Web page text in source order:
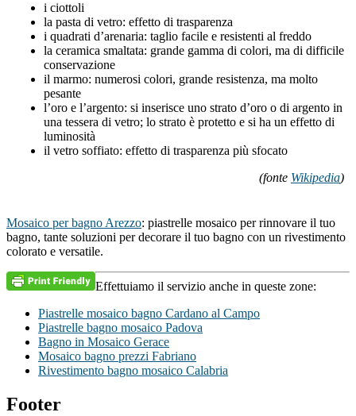
i ciottoli
la pasta di vetro: effetto di trasparenza
i quadrati d’arenaria: taglio facile e resistenti al freddo
la ceramica smaltata: grande gamma di colori, ma di difficile
conservazione
il marmo: numerosi colori, grande resistenza, ma molto
pesante
l’oro e l’argento: si inserisce uno strato d’oro o di argento in
una tessera di vetro; lo strato è protetto e si ha un effetto di
luminosità
il vetro soffiato: effetto di trasparenza più sfocato
(fonte Wikipedia)
Mosaico per bagno Arezzo: piastrelle mosaico per rinnovare il tuo
bagno, tante soluzioni per decorare il tuo bagno con un rivestimento
colorato e versatile.
Effettuiamo il servizio anche in queste zone:
Piastrelle mosaico bagno Cardano al Campo
Piastrelle bagno mosaico Padova
Bagno in Mosaico Gerace
Mosaico bagno prezzi Fabriano
Rivestimento bagno mosaico Calabria
Footer